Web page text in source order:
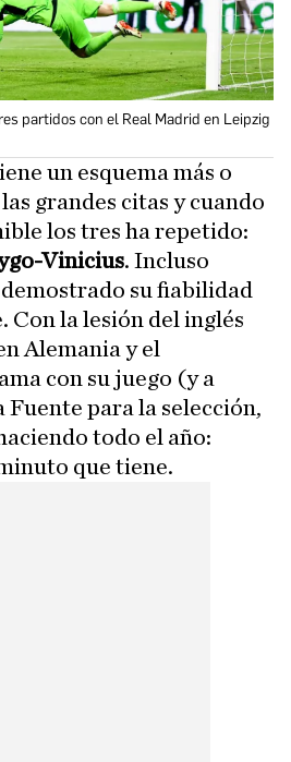
partidos con el Real Madrid en Leipzig
un esquema más o
grandes citas y cuando
los tres ha repetido:
Vinicius. Incluso
su fiabilidad
Con la lesión del inglés
Alemania y el
con su juego (y a
Fuente para la selección,
todo el año:
que tiene.